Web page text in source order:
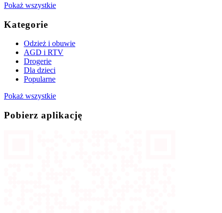
Pokaż wszystkie
Kategorie
Odzież i obuwie
AGD i RTV
Drogerie
Dla dzieci
Popularne
Pokaż wszystkie
Pobierz aplikację